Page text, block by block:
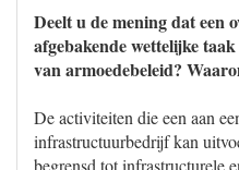
Deelt u de mening dat een
afgebakende wettelijke
van armoedebeleid?
De activiteiten die een aan
infrastructuurbedrijf kan
begrensd tot infrastructurele